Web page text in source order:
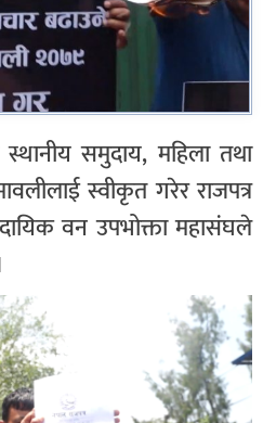
समुदाय, महिला तथा
स्वीकृत गरेर राजपत्र
वन उपभोक्ता महासंघले